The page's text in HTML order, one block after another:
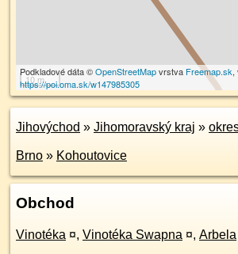
10 m
Podkladové dáta ©OpenStreetMapvrstva Freemap.sk,
https://poi.oma.sk/w147985305
Jihovýchod » Jihomoravský kraj »
Brno » Kohoutovice
Obchod
Vinotéka ¤, Vinotéka Swapna ¤, Arbela